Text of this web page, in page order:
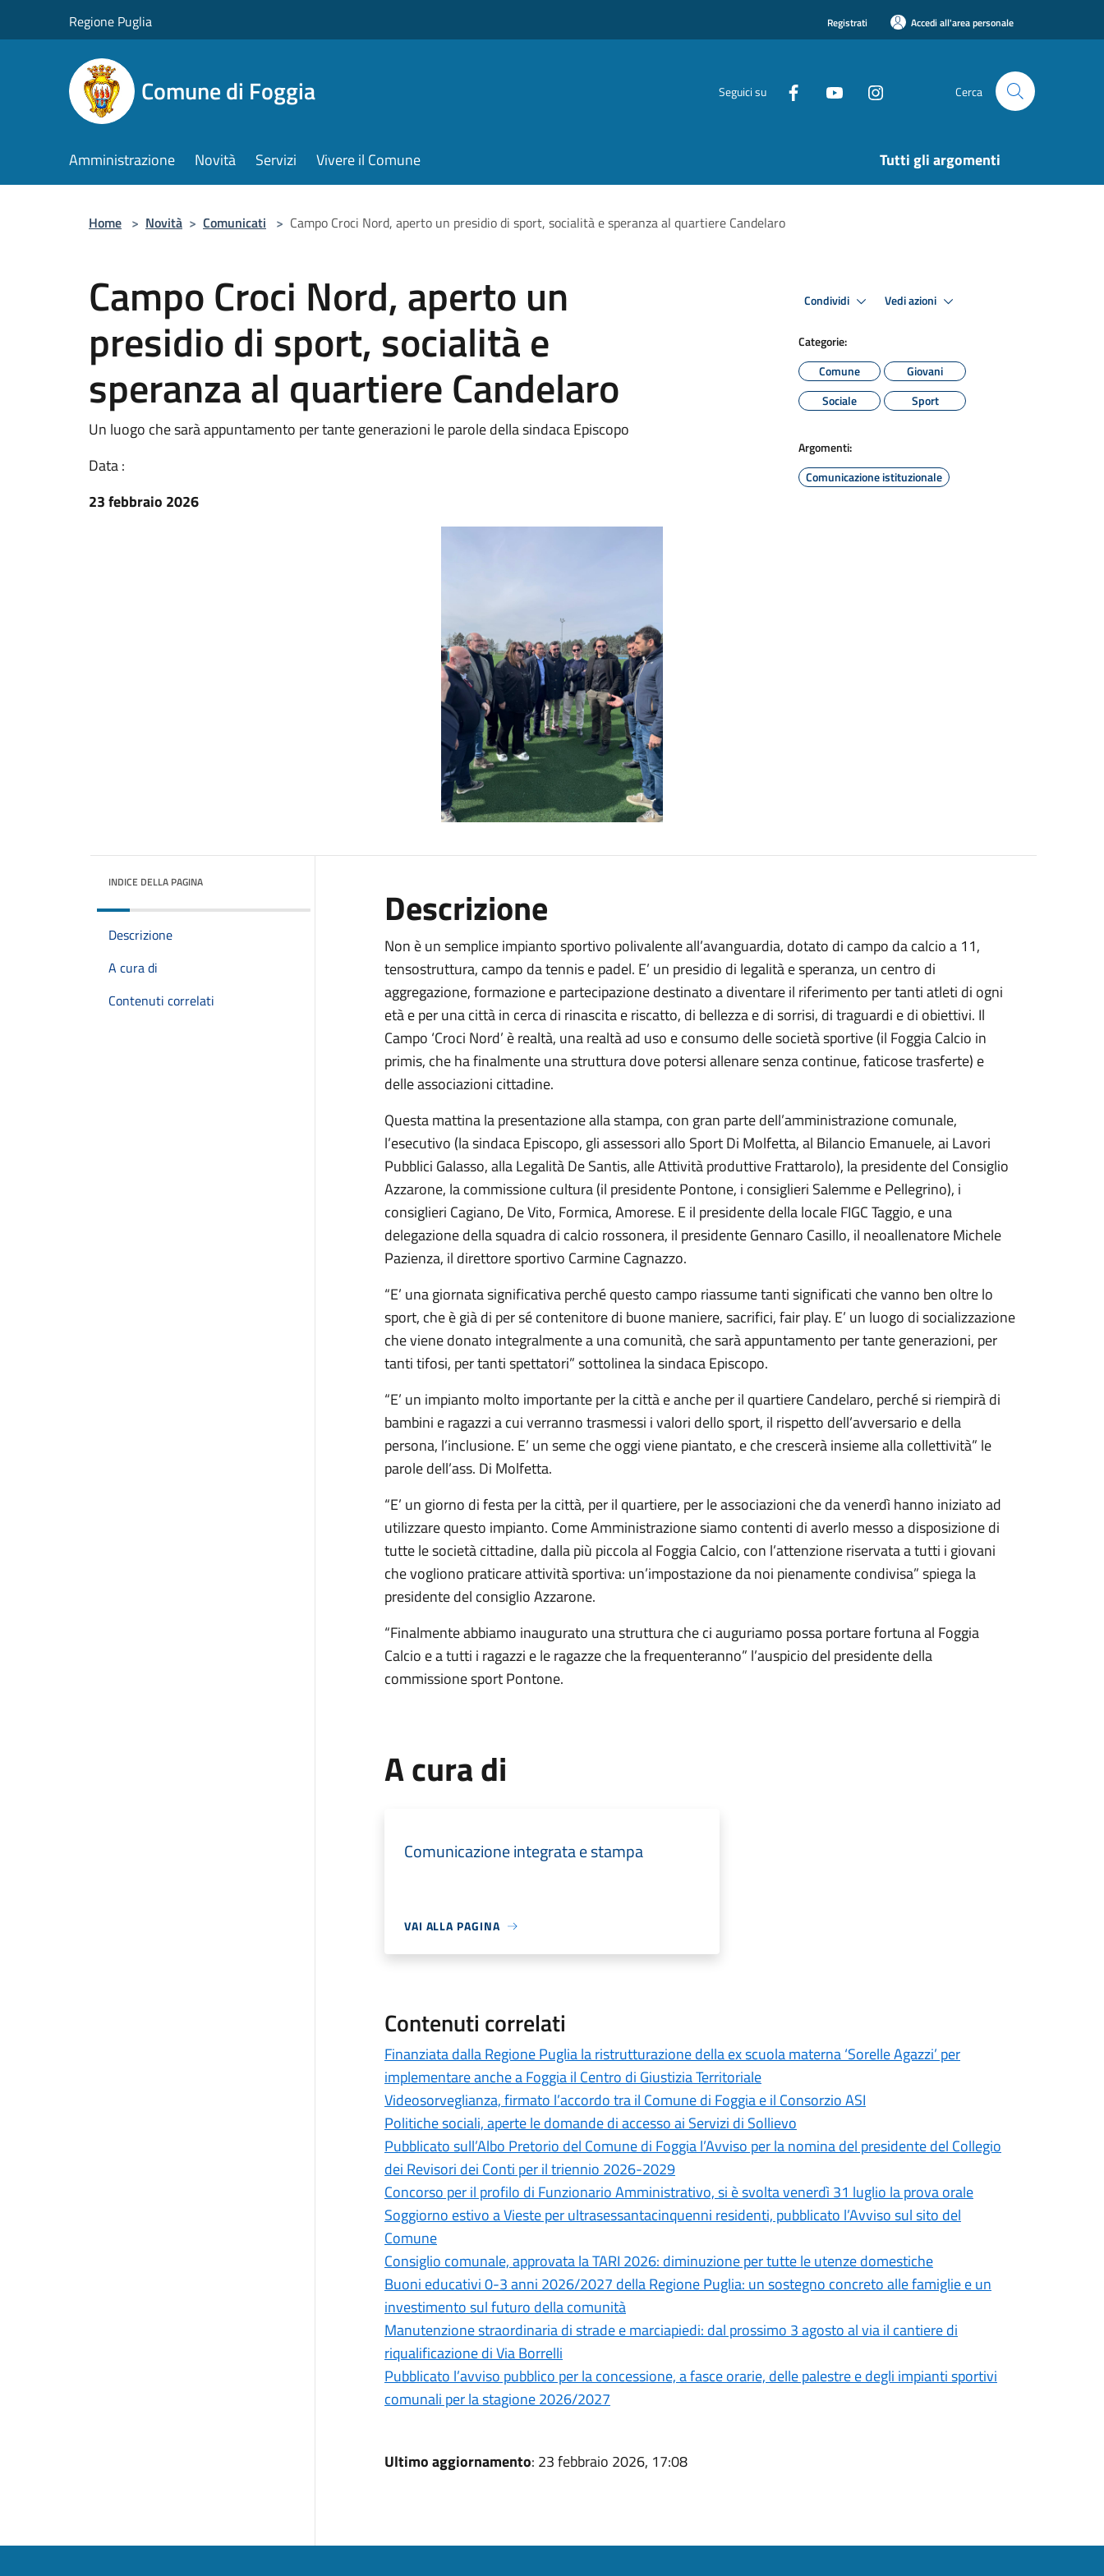
Regione Puglia Registrati Accedi all'area personale
Comune di Foggia Seguici su Cerca
Amministrazione Novità Servizi Vivere il Comune Tutti gli argomenti
Home > Novità > Comunicati > Campo Croci Nord, aperto un presidio di sport, socialità e speranza al quartiere Candelaro
Campo Croci Nord, aperto un
presidio di sport, socialità e
speranza al quartiere Candelaro
Un luogo che sarà appuntamento per tante generazioni le parole della sindaca Episcopo
Data :
23 febbraio 2026
Condividi Vedi azioni
Categorie:
Comune
Giovani
Sociale
Sport
Argomenti:
Comunicazione istituzionale
INDICE DELLA PAGINA
Descrizione
A cura di
Contenuti correlati
Descrizione
Non è un semplice impianto sportivo polivalente all’avanguardia, dotato di campo da calcio a 11,
tensostruttura, campo da tennis e padel. E’ un presidio di legalità e speranza, un centro di
aggregazione, formazione e partecipazione destinato a diventare il riferimento per tanti atleti di ogni
età e per una città in cerca di rinascita e riscatto, di bellezza e di sorrisi, di traguardi e di obiettivi. Il
Campo ‘Croci Nord’ è realtà, una realtà ad uso e consumo delle società sportive (il Foggia Calcio in
primis, che ha finalmente una struttura dove potersi allenare senza continue, faticose trasferte) e
delle associazioni cittadine.
Questa mattina la presentazione alla stampa, con gran parte dell’amministrazione comunale,
l’esecutivo (la sindaca Episcopo, gli assessori allo Sport Di Molfetta, al Bilancio Emanuele, ai Lavori
Pubblici Galasso, alla Legalità De Santis, alle Attività produttive Frattarolo), la presidente del Consiglio
Azzarone, la commissione cultura (il presidente Pontone, i consiglieri Salemme e Pellegrino), i
consiglieri Cagiano, De Vito, Formica, Amorese. E il presidente della locale FIGC Taggio, e una
delegazione della squadra di calcio rossonera, il presidente Gennaro Casillo, il neoallenatore Michele
Pazienza, il direttore sportivo Carmine Cagnazzo.
“E’ una giornata significativa perché questo campo riassume tanti significati che vanno ben oltre lo
sport, che è già di per sé contenitore di buone maniere, sacrifici, fair play. E’ un luogo di socializzazione
che viene donato integralmente a una comunità, che sarà appuntamento per tante generazioni, per
tanti tifosi, per tanti spettatori” sottolinea la sindaca Episcopo.
“E’ un impianto molto importante per la città e anche per il quartiere Candelaro, perché si riempirà di
bambini e ragazzi a cui verranno trasmessi i valori dello sport, il rispetto dell’avversario e della
persona, l’inclusione. E’ un seme che oggi viene piantato, e che crescerà insieme alla collettività” le
parole dell’ass. Di Molfetta.
“E’ un giorno di festa per la città, per il quartiere, per le associazioni che da venerdì hanno iniziato ad
utilizzare questo impianto. Come Amministrazione siamo contenti di averlo messo a disposizione di
tutte le società cittadine, dalla più piccola al Foggia Calcio, con l’attenzione riservata a tutti i giovani
che vogliono praticare attività sportiva: un’impostazione da noi pienamente condivisa” spiega la
presidente del consiglio Azzarone.
“Finalmente abbiamo inaugurato una struttura che ci auguriamo possa portare fortuna al Foggia
Calcio e a tutti i ragazzi e le ragazze che la frequenteranno” l’auspicio del presidente della
commissione sport Pontone.
A cura di
Comunicazione integrata e stampa
VAI ALLA PAGINA
Contenuti correlati
Finanziata dalla Regione Puglia la ristrutturazione della ex scuola materna ‘Sorelle Agazzi’ per
implementare anche a Foggia il Centro di Giustizia Territoriale
Videosorveglianza, firmato l’accordo tra il Comune di Foggia e il Consorzio ASI
Politiche sociali, aperte le domande di accesso ai Servizi di Sollievo
Pubblicato sull’Albo Pretorio del Comune di Foggia l’Avviso per la nomina del presidente del Collegio
dei Revisori dei Conti per il triennio 2026-2029
Concorso per il profilo di Funzionario Amministrativo, si è svolta venerdì 31 luglio la prova orale
Soggiorno estivo a Vieste per ultrasessantacinquenni residenti, pubblicato l’Avviso sul sito del
Comune
Consiglio comunale, approvata la TARI 2026: diminuzione per tutte le utenze domestiche
Buoni educativi 0-3 anni 2026/2027 della Regione Puglia: un sostegno concreto alle famiglie e un
investimento sul futuro della comunità
Manutenzione straordinaria di strade e marciapiedi: dal prossimo 3 agosto al via il cantiere di
riqualificazione di Via Borrelli
Pubblicato l’avviso pubblico per la concessione, a fasce orarie, delle palestre e degli impianti sportivi
comunali per la stagione 2026/2027
Ultimo aggiornamento: 23 febbraio 2026, 17:08